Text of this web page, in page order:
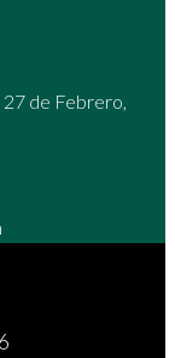
de Febrero,